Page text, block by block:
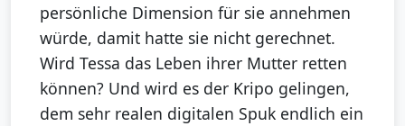
persönliche Dimension für sie annehmen
würde, damit hatte sie nicht gerechnet.
Wird Tessa das Leben ihrer Mutter retten
können? Und wird es der Kripo gelingen,
dem sehr realen digitalen Spuk endlich ein